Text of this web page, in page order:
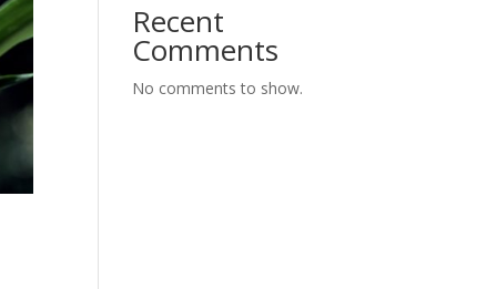
Recent
Comments
No comments to show.